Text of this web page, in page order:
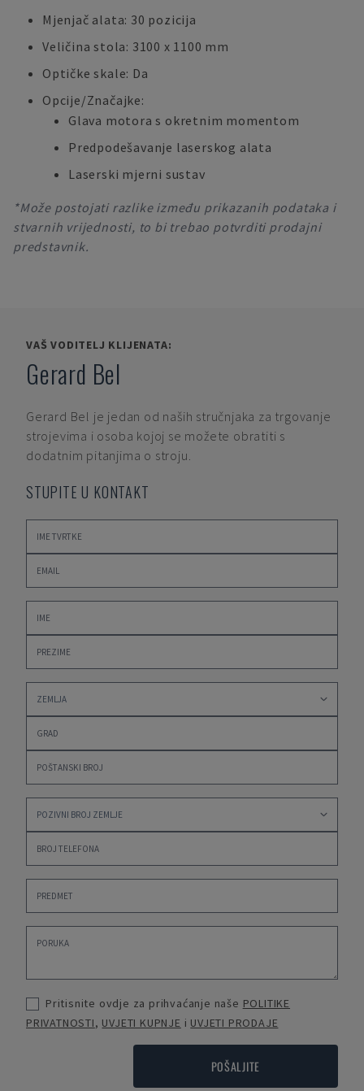
Mjenjač alata: 30 pozicija
Veličina stola: 3100 x 1100 mm
Optičke skale: Da
Opcije/Značajke:
Glava motora s okretnim momentom
Predpodešavanje laserskog alata
Laserski mjerni sustav
*Može postojati razlike između prikazanih podataka i
stvarnih vrijednosti, to bi trebao potvrditi prodajni
predstavnik.
VAŠ VODITELJ KLIJENATA:
Gerard Bel
Gerard Bel je jedan od naših stručnjaka za trgovanje
strojevima i osoba kojoj se možete obratiti s
dodatnim pitanjima o stroju.
STUPITE U KONTAKT
Pritisnite ovdje za prihvaćanje naše POLITIKE
PRIVATNOSTI, UVJETI KUPNJE i UVJETI PRODAJE
POŠALJITE